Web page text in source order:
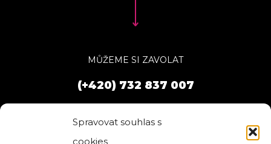
Spravovat souhlas s
cookies
MŮŽEME SI ZAVOLAT
(+420) 732 837 007